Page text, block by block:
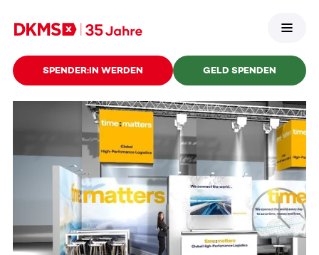
SPENDER:IN WERDEN GELD SPENDEN